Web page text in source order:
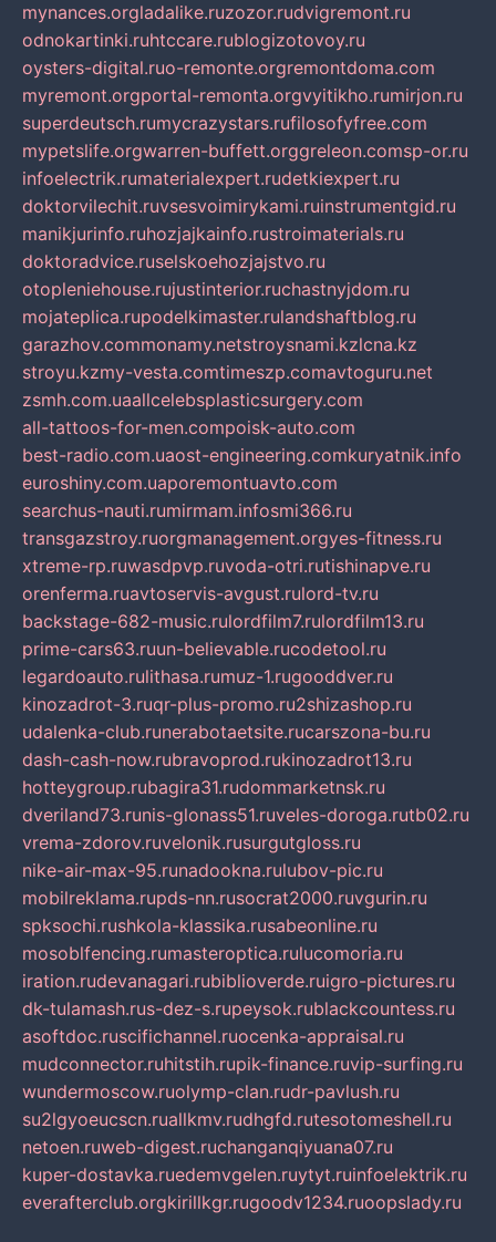
mynances.orgladalike.ruzozor.rudvigremont.ru
odnokartinki.ruhtccare.rublogizotovoy.ru
oysters-digital.ruo-remonte.orgremontdoma.com
myremont.orgportal-remonta.orgvyitikho.rumirjon.ru
superdeutsch.rumycrazystars.rufilosofyfree.com
mypetslife.orgwarren-buffett.orggreleon.comsp-or.ru
infoelectrik.rumaterialexpert.rudetkiexpert.ru
doktorvilechit.ruvsesvoimirykami.ruinstrumentgid.ru
manikjurinfo.ruhozjajkainfo.rustroimaterials.ru
doktoradvice.ruselskoehozjajstvo.ru
otopleniehouse.rujustinterior.ruchastnyjdom.ru
mojateplica.rupodelkimaster.rulandshaftblog.ru
garazhov.commonamy.netstroysnami.kzlcna.kz
stroyu.kzmy-vesta.comtimeszp.comavtoguru.net
zsmh.com.uaallcelebsplasticsurgery.com
all-tattoos-for-men.compoisk-auto.com
best-radio.com.uaost-engineering.comkuryatnik.info
euroshiny.com.uaporemontuavto.com
searchus-nauti.rumirmam.infosmi366.ru
transgazstroy.ruorgmanagement.orgyes-fitness.ru
xtreme-rp.ruwasdpvp.ruvoda-otri.rutishinapve.ru
orenferma.ruavtoservis-avgust.rulord-tv.ru
backstage-682-music.rulordfilm7.rulordfilm13.ru
prime-cars63.ruun-believable.rucodetool.ru
legardoauto.rulithasa.rumuz-1.rugooddver.ru
kinozadrot-3.ruqr-plus-promo.ru2shizashop.ru
udalenka-club.runerabotaetsite.rucarszona-bu.ru
dash-cash-now.rubravoprod.rukinozadrot13.ru
hotteygroup.rubagira31.rudommarketnsk.ru
dveriland73.runis-glonass51.ruveles-doroga.rutb02.ru
vrema-zdorov.ruvelonik.rusurgutgloss.ru
nike-air-max-95.runadookna.rulubov-pic.ru
mobilreklama.rupds-nn.rusocrat2000.ruvgurin.ru
spksochi.rushkola-klassika.rusabeonline.ru
mosoblfencing.rumasteroptica.rulucomoria.ru
iration.rudevanagari.rubiblioverde.ruigro-pictures.ru
dk-tulamash.rus-dez-s.rupeysok.rublackcountess.ru
asoftdoc.ruscifichannel.ruocenka-appraisal.ru
mudconnector.ruhitstih.rupik-finance.ruvip-surfing.ru
wundermoscow.ruolymp-clan.rudr-pavlush.ru
su2lgyoeucscn.ruallkmv.rudhgfd.rutesotomeshell.ru
netoen.ruweb-digest.ruchanganqiyuana07.ru
kuper-dostavka.ruedemvgelen.ruytyt.ruinfoelektrik.ru
everafterclub.orgkirillkgr.rugoodv1234.ruoopslady.ru